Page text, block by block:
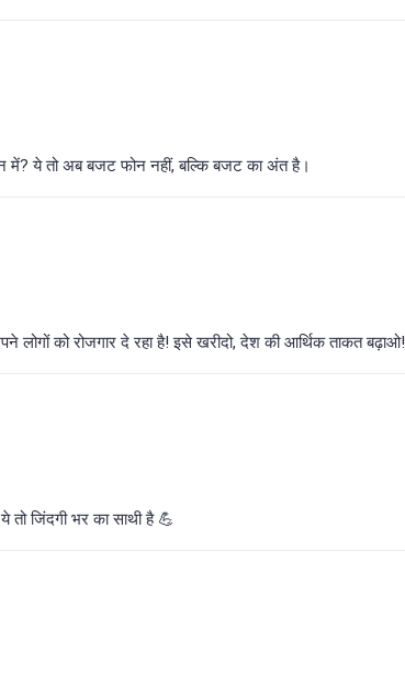
ये तो अब बजट फोन नहीं, बल्कि बजट का अंत है।
लोगों को रोजगार दे रहा है! इसे खरीदो, देश की आर्थिक ताकत बढ़ाओ!
जिंदगी भर का साथी है 💪